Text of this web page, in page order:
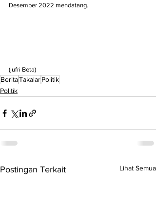
Desember 2022 mendatang.
(jufri Beta)
BeritaTakalarPolitik
Politik
Postingan Terkait Lihat Semua